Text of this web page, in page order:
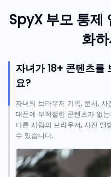
SpyX 부모 통제
화
자녀가 18+ 콘텐츠를
요?
자녀의 브라우저 기록, 문서,
대폰에 부적절한 콘텐츠가 없
다른 사람의 브라우저, 사진 앨
수 있습니다.